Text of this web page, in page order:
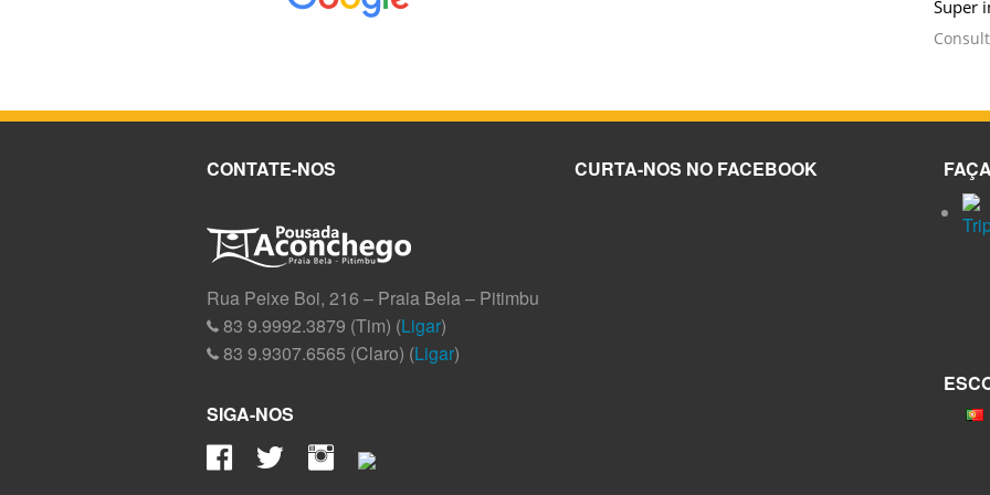
Super
local
jardins
CONTATE-NOS
Rua Peixe Boi, 216 – Praia Bela – Pitimbu
83 9.9992.3879 (Tim) (Ligar)
83 9.9307.6565 (Claro) (Ligar)
SIGA-NOS
CURTA-NOS NO FACEBOOK